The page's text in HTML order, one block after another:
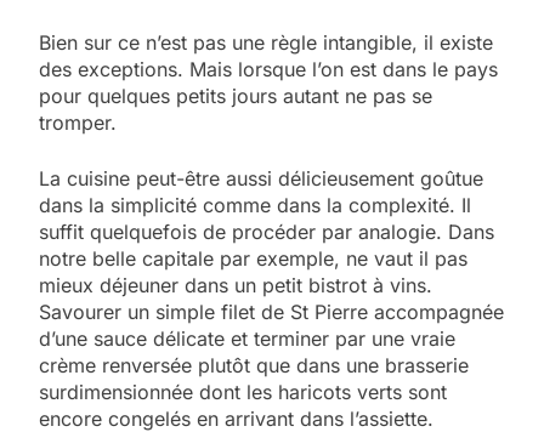
Bien sur ce n’est pas une règle intangible, il existe
des exceptions. Mais lorsque l’on est dans le pays
pour quelques petits jours autant ne pas se
tromper.
La cuisine peut-être aussi délicieusement goûtue
dans la simplicité comme dans la complexité. Il
suffit quelquefois de procéder par analogie. Dans
notre belle capitale par exemple, ne vaut il pas
mieux déjeuner dans un petit bistrot à vins.
Savourer un simple filet de St Pierre accompagnée
d’une sauce délicate et terminer par une vraie
crème renversée plutôt que dans une brasserie
surdimensionnée dont les haricots verts sont
encore congelés en arrivant dans l’assiette.